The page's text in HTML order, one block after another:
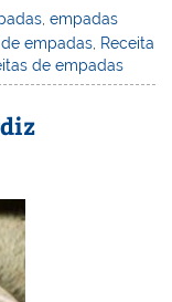
t
ar
e
,empadas
empadas Receita
de empadas